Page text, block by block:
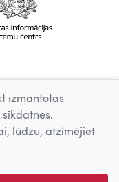
izmantotas
lūdzu, atzīmējiet